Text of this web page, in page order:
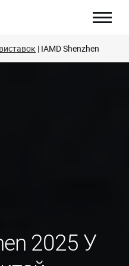
IAMD Shenzhen
2025 У